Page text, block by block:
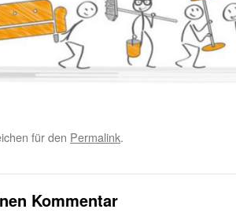
für den Permalink.
Kommentar